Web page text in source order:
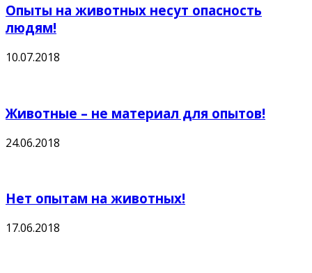
Опыты на животных несут опасность
людям!
10.07.2018
Животные – не материал для опытов!
24.06.2018
Нет опытам на животных!
17.06.2018